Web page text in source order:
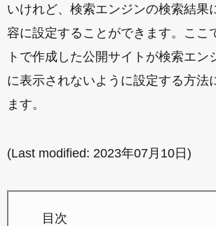
いけれど、検索エンジンの検索結果
容に設定することができます。ここ
トで作成した公開サイトが検索エン
に表示されないように設定する方法
ます。
(Last modified: 2023年07月10日 )
目次